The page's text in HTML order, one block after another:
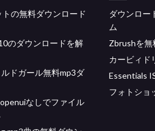
の無料ダウンロード
のダウンロードを解
ドガール無料mp3ダ
なしでファイル
ダウンロー
ム
Zbrushを無
カービィド
Essentials
フォトショ